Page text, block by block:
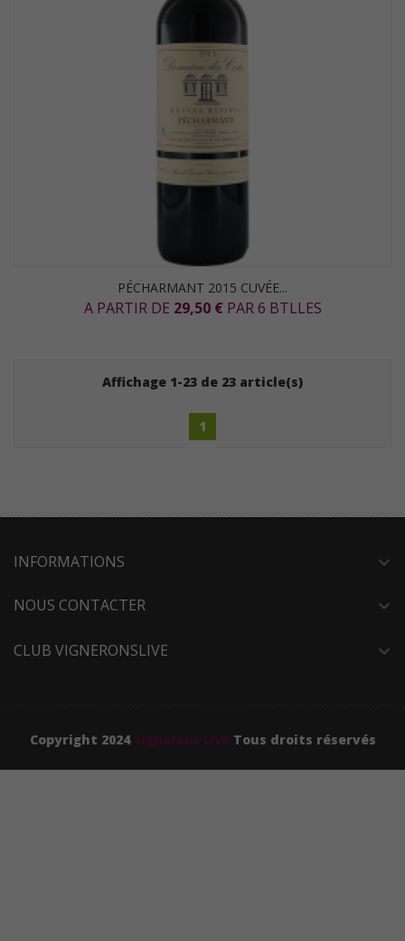
PÉCHARMANT 2015 CUVÉE...
A PARTIR DE 29,50 € PAR 6 BTLLES
Affichage 1-23 de 23 article(s)
1
INFORMATIONS expand_more
NOUS CONTACTER expand_more
CLUB VIGNERONSLIVE expand_more
Copyright 2024Vignerons Live Tous droits réservés